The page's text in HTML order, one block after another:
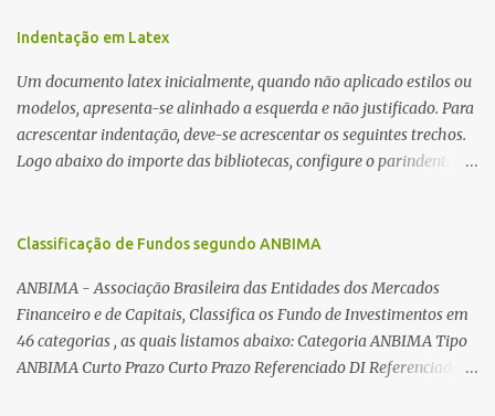
utilizadas para automatizar a bobinagem de grandes e pequenos
dos núcleos e dos transformadores toroidais e como foram
desmontados dois deles. Características dos transformadores
toroidais Os transformadores toroidais tem aparecido cada vez
mais em circuitos eletrônicos, pois apresentam algumas
é baixíssima ao redor do transformador, o que perm...
Indentação em Latex
Um documento latex inicialmente, quando não aplicado estilos ou
modelos, apresenta-se alinhado a esquerda e não justificado. Para
acrescentar indentação, deve-se acrescentar os seguintes trechos.
Logo abaixo do importe das bibliotecas, configure o parindent:
{1cm plus 4mm minus 3mm} Para indentar um paragrafo
de um paragrafo, use: \noindent
Classificação de Fundos segundo ANBIMA
ANBIMA - Associação Brasileira das Entidades dos Mercados
Financeiro e de Capitais, Classifica os Fundo de Investimentos em
46 categorias , as quais listamos abaixo: Categoria ANBIMA Tipo
ANBIMA Curto Prazo Curto Prazo Referenciado DI Referenciado